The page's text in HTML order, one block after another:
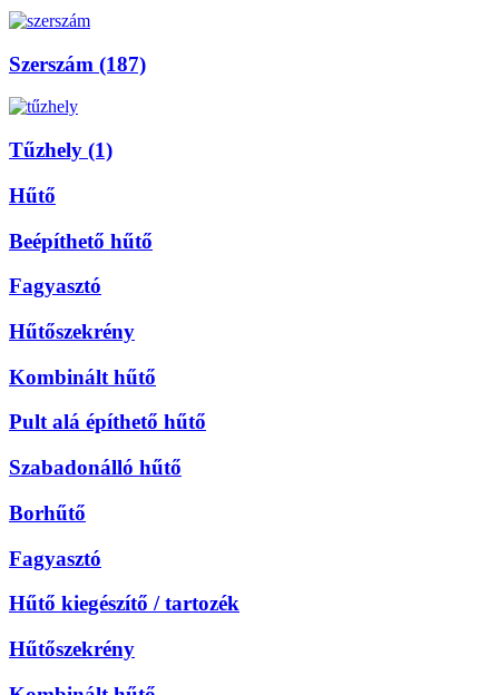
Szerszám (187)
Tűzhely (1)
Hűtő
Beépíthető hűtő
Fagyasztó
Hűtőszekrény
Kombinált hűtő
Pult alá építhető hűtő
Szabadonálló hűtő
Borhűtő
Fagyasztó
Hűtő kiegészítő / tartozék
Hűtőszekrény